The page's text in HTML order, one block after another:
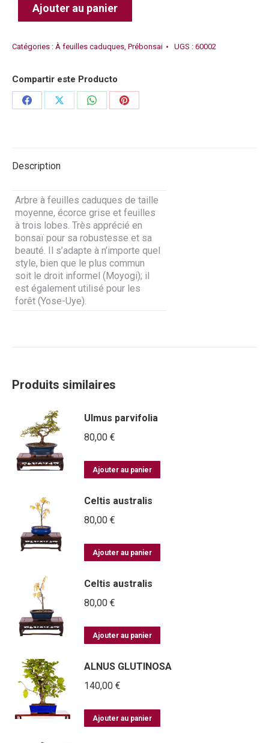
Ajouter au panier
Catégories : À feuilles caduques Prébonsai UGS : 60002
Compartir este Producto
PartagerPartagerPartagerPartager
Description
Arbre à feuilles caduques de taille
moyenne, écorce grise et feuilles
à trois lobes. Très apprécié en
bonsaï pour sa robustesse et sa
beauté. Il s’adapte à n’importe quel
style, bien que le plus commun
soit le droit informel (Moyogi); il
est également utilisé pour les
forêt (Yose-Uye).
Produits similaires
Ulmus parvifolia
80,00 €
Ajouter au panier
Celtis australis
80,00 €
Ajouter au panier
Celtis australis
80,00 €
Ajouter au panier
ALNUS GLUTINOSA
140,00 €
Ajouter au panier